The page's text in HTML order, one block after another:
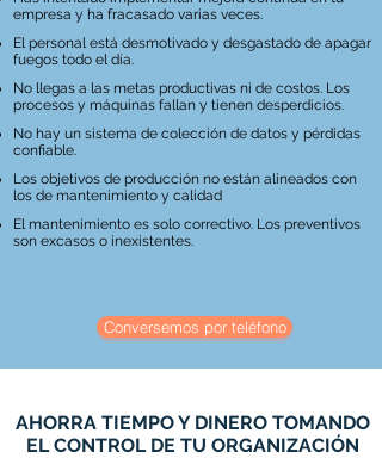
empresa y ha fracasado varias veces.
El personal está desmotivado y desgastado de apagar
fuegos todo el día.
No llegas a las metas productivas ni de costos. Los
procesos y máquinas fallan y tienen desperdicios.
No hay un sistema de colección de datos y pérdidas
confiable.
Los objetivos de producción no están alineados con
los de mantenimiento y calidad
El mantenimiento es solo correctivo. Los preventivos
son excasos o inexistentes.
Conversemos por teléfono
AHORRA TIEMPO Y DINERO TOMANDO
EL CONTROL DE TU ORGANIZACIÓN